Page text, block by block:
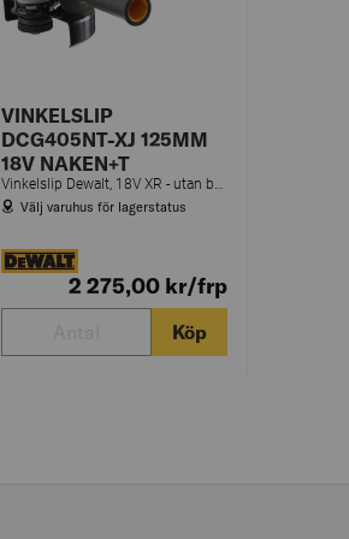
VINKELSLIP
DCG405NT-XJ 125MM
18V NAKEN+T
Välj varuhus för lagerstatus
2 275,00 kr/frp
Köp